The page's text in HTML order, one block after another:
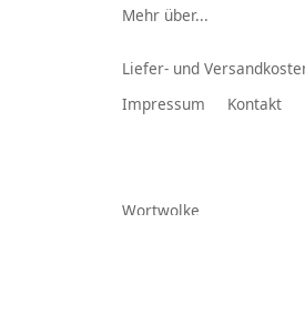
Mehr über...
Liefer- und
Impressum
Kontakt
Wortwolke